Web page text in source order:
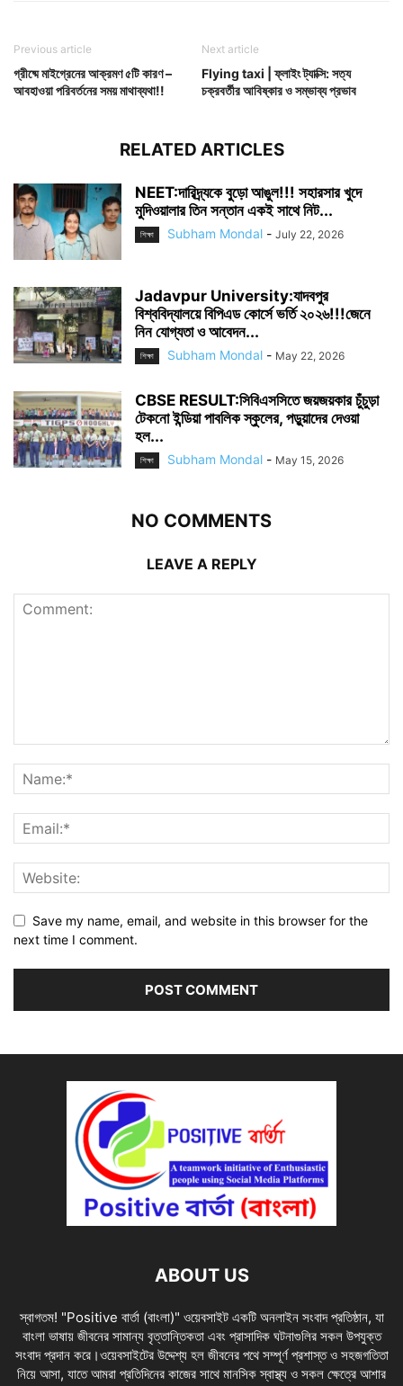
Previous article
গ্রীষ্মে মাইগ্রেনের আক্রমণ ৫টি কারণ –
আবহাওয়া পরিবর্তনের সময় মাথাব্যথা!!
Next article
Flying taxi | ফ্লাইং ট্যাক্সি: সত্য
চক্রবর্তীর আবিষ্কার ও সম্ভাব্য প্রভাব
RELATED ARTICLES
NEET:দারিদ্র্যকে বুড়ো আঙুল!!! সহারসার খুদে
মুদিওয়ালার তিন সন্তান একই সাথে নিট...
শিক্ষা Subham Mondal - July 22, 2026
Jadavpur University:যাদবপুর
বিশ্ববিদ্যালয়ে বিপিএড কোর্সে ভর্তি ২০২৬!!!জেনে
নিন যোগ্যতা ও আবেদন...
শিক্ষা Subham Mondal - May 22, 2026
CBSE RESULT:সিবিএসসিতে জয়জয়কার চুঁচুড়া
টেকনো ইন্ডিয়া পাবলিক স্কুলের, পড়ুয়াদের দেওয়া
হল...
শিক্ষা Subham Mondal - May 15, 2026
NO COMMENTS
LEAVE A REPLY
Save my name, email, and website in this browser for the
next time I comment.
ABOUT US
স্বাগতম! "Positive বার্তা (বাংলা)" ওয়েবসাইট একটি অনলাইন সংবাদ প্রতিষ্ঠান, যা
বাংলা ভাষায় জীবনের সামান্য বৃত্তান্তিকতা এবং প্রাসাদিক ঘটনাগুলির সকল উপযুক্ত
সংবাদ প্রদান করে।ওয়েবসাইটের উদ্দেশ্য হল জীবনের পথে সম্পূর্ণ প্রশাস্ত ও সহজগতিতা
নিয়ে আসা, যাতে আমরা প্রতিদিনের কাজের সাথে মানসিক স্বাস্থ্য ও সকল ক্ষেত্রে আশার